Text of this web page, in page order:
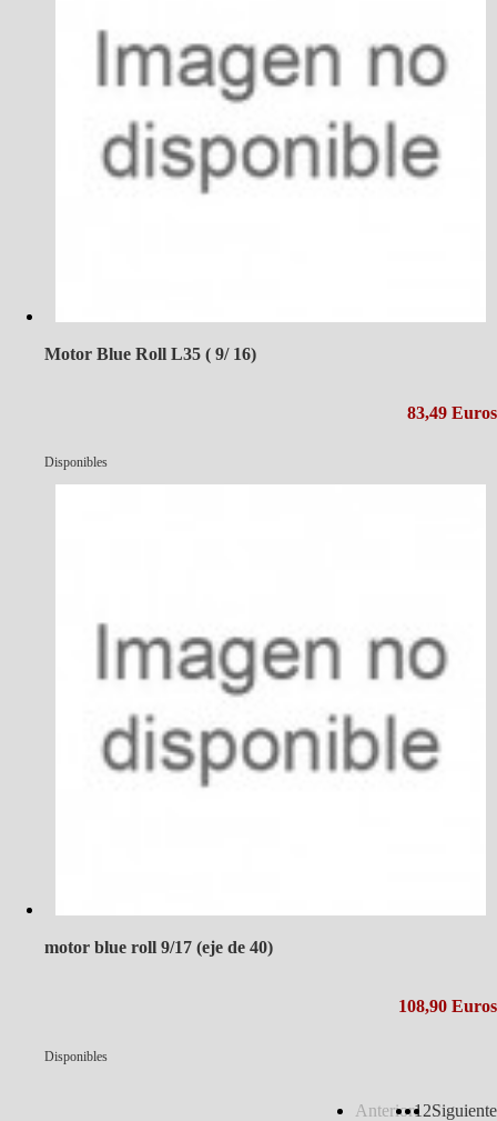
Motor Blue Roll L35 ( 9/ 16)
83,49 Euros
Disponibles
motor blue roll 9/17 (eje de 40)
108,90 Euros
Disponibles
Anterior1 2Siguiente